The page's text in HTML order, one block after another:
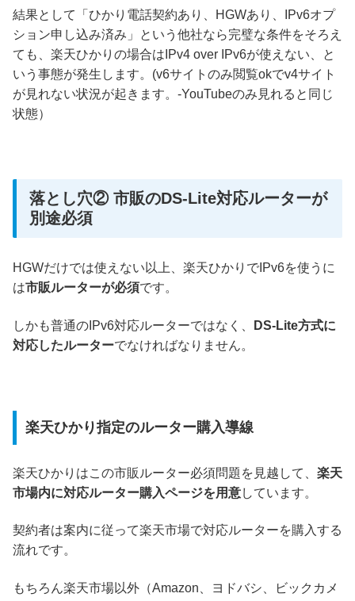
結果として「ひかり電話契約あり、HGWあり、IPv6オプ
ション申し込み済み」という他社なら完璧な条件をそろえ
ても、楽天ひかりの場合はIPv4 over IPv6が使えない、と
いう事態が発生します。(v6サイトのみ閲覧okでv4サイト
が見れない状況が起きます。-YouTubeのみ見れると同じ
状態）
落とし穴② 市販のDS-Lite対応ルーターが
別途必須
HGWだけでは使えない以上、楽天ひかりでIPv6を使うに
は市販ルーターが必須です。
しかも普通のIPv6対応ルーターではなく、
DS-Lite方式に
対応したルーターでなければなりません。
楽天ひかり指定のルーター購入導線
楽天ひかりはこの市販ルーター必須問題を見越して、 楽天
市場内に対応ルーター購入ページを用意しています。
契約者は案内に従って楽天市場で対応ルーターを購入する
流れです。
もちろん楽天市場以外（Amazon、ヨドバシ、ビックカメ